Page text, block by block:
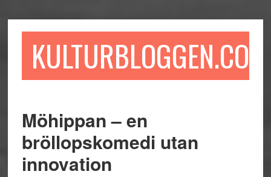
till
till
sidofältet
till
KULTURBLOGGEN.COM
Möhippan – en
bröllopskomedi utan
innovation